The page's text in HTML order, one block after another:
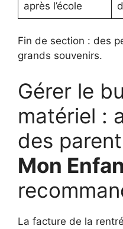
après l’école
Fin de section : des
grands souvenirs.
Gérer le
matériel :
des
Mon
La facture de la